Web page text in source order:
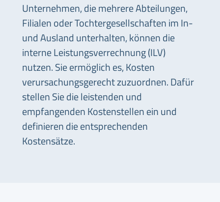
Unternehmen, die mehrere Abteilungen,
Filialen oder Tochtergesellschaften im In-
und Ausland unterhalten, können die
interne Leistungsverrechnung (ILV)
nutzen. Sie ermöglich es, Kosten
verursachungsgerecht zuzuordnen. Dafür
stellen Sie die leistenden und
empfangenden Kostenstellen ein und
definieren die entsprechenden
Kostensätze.